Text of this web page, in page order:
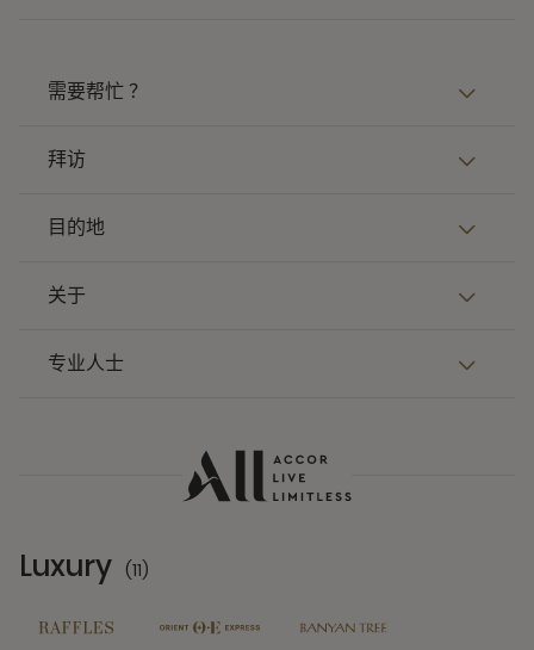
需要帮忙 ？
拜访
目的地
关于
专业人士
Luxury (11)